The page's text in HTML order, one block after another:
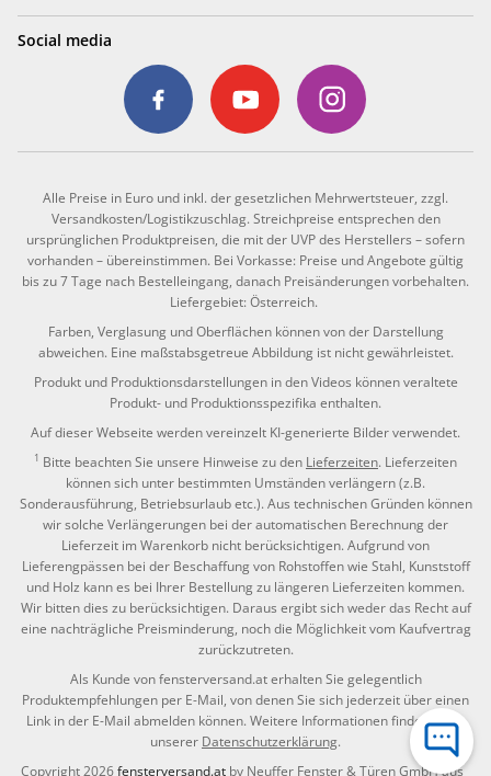
Social media
Alle Preise in Euro und inkl. der gesetzlichen Mehrwertsteuer, zzgl.
Versandkosten/Logistikzuschlag. Streichpreise entsprechen den
ursprünglichen Produktpreisen, die mit der UVP des Herstellers – sofern
vorhanden – übereinstimmen. Bei Vorkasse: Preise und Angebote gültig
bis zu 7 Tage nach Bestelleingang, danach Preisänderungen vorbehalten.
Liefergebiet: Österreich.
Farben, Verglasung und Oberflächen können von der Darstellung
abweichen. Eine maßstabsgetreue Abbildung ist nicht gewährleistet.
Produkt und Produktionsdarstellungen in den Videos können veraltete
Produkt- und Produktionsspezifika enthalten.
Auf dieser Webseite werden vereinzelt KI-generierte Bilder verwendet.
1 Bitte beachten Sie unsere Hinweise zu den Lieferzeiten. Lieferzeiten
können sich unter bestimmten Umständen verlängern (z.B.
Sonderausführung, Betriebsurlaub etc.). Aus technischen Gründen können
wir solche Verlängerungen bei der automatischen Berechnung der
Lieferzeit im Warenkorb nicht berücksichtigen. Aufgrund von
Lieferengpässen bei der Beschaffung von Rohstoffen wie Stahl, Kunststoff
und Holz kann es bei Ihrer Bestellung zu längeren Lieferzeiten kommen.
Wir bitten dies zu berücksichtigen. Daraus ergibt sich weder das Recht auf
eine nachträgliche Preisminderung, noch die Möglichkeit vom Kaufvertrag
zurückzutreten.
Als Kunde von fensterversand.at erhalten Sie gelegentlich
Produktempfehlungen per E-Mail, von denen Sie sich jederzeit über einen
Link in der E-Mail abmelden können. Weitere Informationen finden Sie in
unserer Datenschutzerklärung.
Copyright 2026fensterversand.at by Neuffer Fenster & Türen GmbH aus